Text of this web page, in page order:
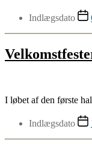
Indlægsdato
I løbet af den første
Indlægsdato